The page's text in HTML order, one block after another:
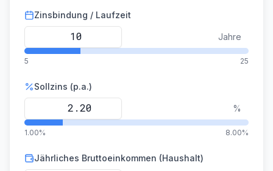
Zinsbindung / Laufzeit
Jahre
5 25
Sollzins (p.a.)
%
1.00% 8.00%
Jährliches Bruttoeinkommen (Haushalt)